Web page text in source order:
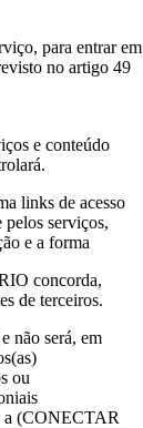
para entrar em
no artigo 49
e conteúdo
links de acesso
serviços,
e a forma
concorda,
de terceiros.
não será, em
ou
a (CONECTAR